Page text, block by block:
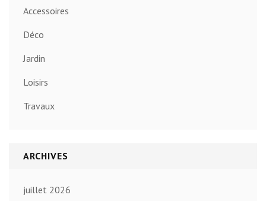
Accessoires
Déco
Jardin
Loisirs
Travaux
ARCHIVES
juillet 2026